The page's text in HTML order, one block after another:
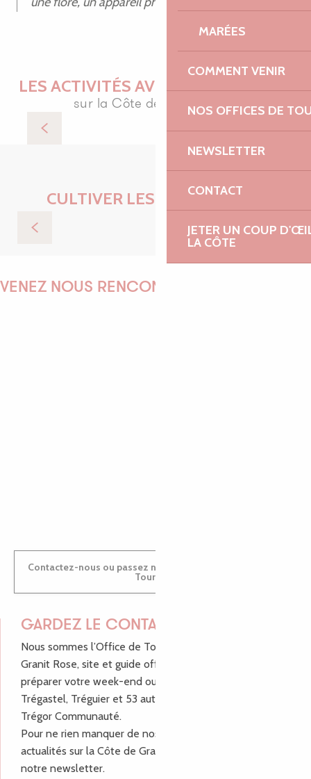
MARÉES
COMMENT VENIR
NOS OFFICES DE
NEWSLETTER
CONTACT
JETER UN COUP
LA CÔTE
LES ACTIVITÉS AVEC PAPI ET MAMIE
sur la Côte de Granit Rose
CULTIVER LES EXPÉRIENCES
Balade en mer aux Sept-Îles
VENEZ NOUS RENCONTRER !
Contactez-nous ou passez nous voir dans nos Offices de
Tourisme
GARDEZ LE CONTACT !
Nous sommes l’Office de Tourisme Bretagne - Côte de
Granit Rose, site et guide officiel pour vous aider à
préparer votre week-end ou vos vacances à Lannion,
Trégastel, Tréguier et 53 autres communes de Lannion-
Trégor Communauté.
Pour ne rien manquer de nos bons plans et nos
actualités sur la Côte de Granit Rose, inscrivez-vous à
notre newsletter.